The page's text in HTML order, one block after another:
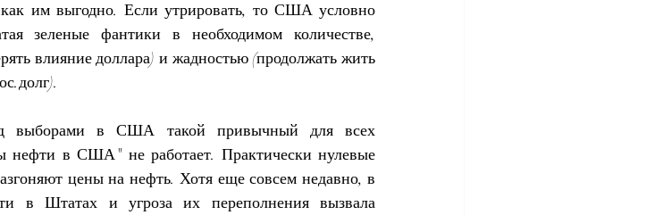
им выгодно. Если утрировать, то США условно
зеленые фантики в необходимом количестве,
влияние доллара) и жадностью (продолжать жить
выборами в США такой привычный для всех
нефти в США" не работает. Практически нулевые
цены на нефть. Хотя еще совсем недавно, в
в Штатах и угроза их переполнения вызвала